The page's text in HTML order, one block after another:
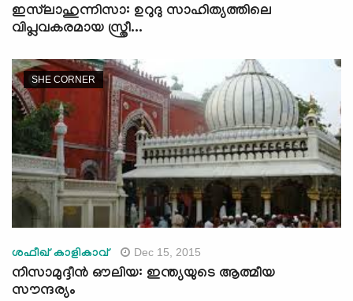
ഇസ്‌ലാഹുന്നിസാ: ഉറുദു സാഹിത്യത്തിലെ
വിപ്ലവകരമായ സ്ത്രീ...
SHE CORNER
ശഫീഖ് കാളികാവ് Dec 15, 2015
നിസാമുദ്ദീന്‍ ഔലിയ: ഇന്ത്യയുടെ ആത്മീയ
സൗന്ദര്യം